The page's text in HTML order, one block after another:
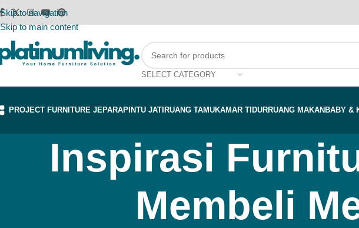
Skip to navigation
Skip to main content
SELECT CATEGORY
PROJECT FURNITURE JEPARAPINTU JATI RUANG TAMUKAMAR TIDURRUANG MAKAN BABY &
Inspirasi
Membeli